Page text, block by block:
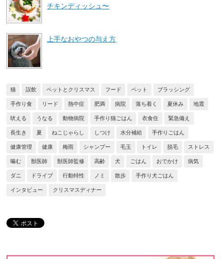
チキンディッシュ〜
上手なおやつの与え方
猫 誤飲 ペットとクリスマス フード ペット ブラッシング
手作り食 リード 熱中症 肥満 病院 落ち着く 夏休み 地震
吠える うなる 動物病院 手作り猫ごはん 衣食住 緊急備え
長生き 夏 ねこじゃらし しつけ 水分補給 手作りごはん
健康管理 健康 梅雨 シャンプー 毛玉 トイレ 脱毛 ストレス
噛む 獣医師 獣医師監修 高齢 犬 ごはん おでかけ 病気
ダニ ドライブ 行動特性 ノミ 散歩 手作り犬ごはん
インタビュー クリスマスディナー